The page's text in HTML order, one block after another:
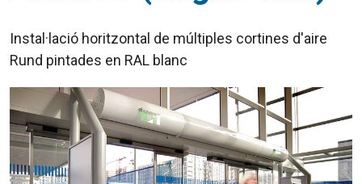
Instal·lació horitzontal de múltiples cortines d'aire
Rund pintades en RAL blanc